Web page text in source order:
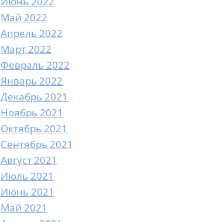
Май 2022
Апрель 2022
Март 2022
Февраль 2022
Январь 2022
Декабрь 2021
Ноябрь 2021
Октябрь 2021
Сентябрь 2021
Август 2021
Июль 2021
Июнь 2021
Май 2021